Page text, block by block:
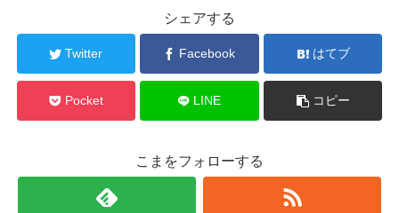
シェアする
Twitter Facebook はてブ
Pocket LINE コピー
こまをフォローする